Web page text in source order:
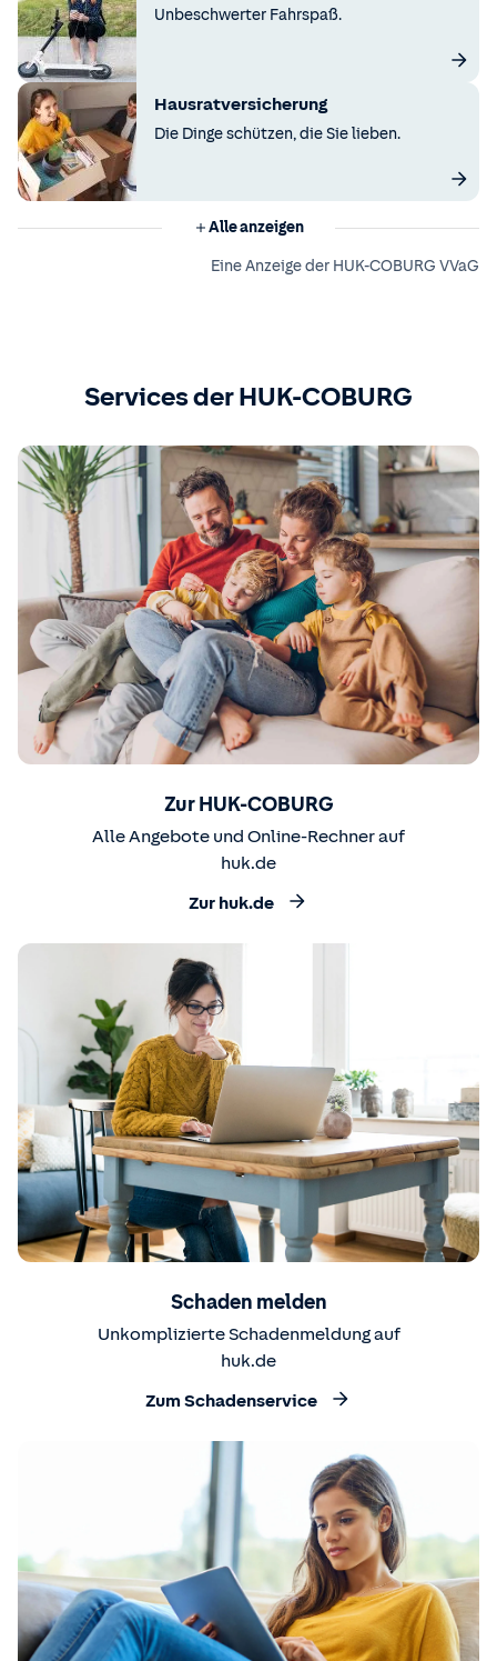
Unbeschwerter Fahrspaß.
Hausratversicherung
Die Dinge schützen, die Sie lieben.
Alle anzeigen
Eine Anzeige der HUK-COBURG VVaG
Services der HUK-COBURG
Zur HUK-COBURG
Alle Angebote und Online-Rechner auf
huk.de
Zur huk.de
Schaden melden
Unkomplizierte Schadenmeldung auf
huk.de
Zum Schadenservice